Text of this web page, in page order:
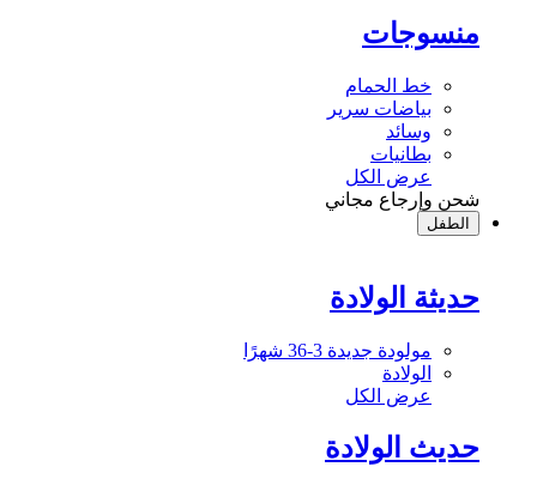
منسوجات
خط الحمام
بياضات سرير
وسائد
بطانيات
عرض الكل
شحن وإرجاع مجاني
الطفل
حديثة الولادة
مولودة جديدة 3-36 شهرًا
الولادة
عرض الكل
حديث الولادة